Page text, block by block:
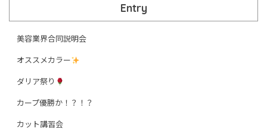
Entry
美容業界合同説明会
オススメカラー
ダリア祭り
カープ優勝か！？！？
カット講習会